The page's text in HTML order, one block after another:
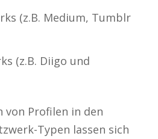
(z.B. Medium, Tumblr
(z.B. Diigo und
von Profilen in den
Typen lassen sich